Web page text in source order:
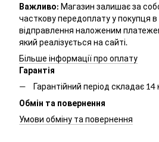
Важливо: Магазин залишає за
часткову передоплату у покупця в
відправлення наложеним
який реалізується на сайті.
Більше інформації про оплату
Гарантія
Гарантійний період складає 14
Обмін та повернення
Умови обміну та повернення